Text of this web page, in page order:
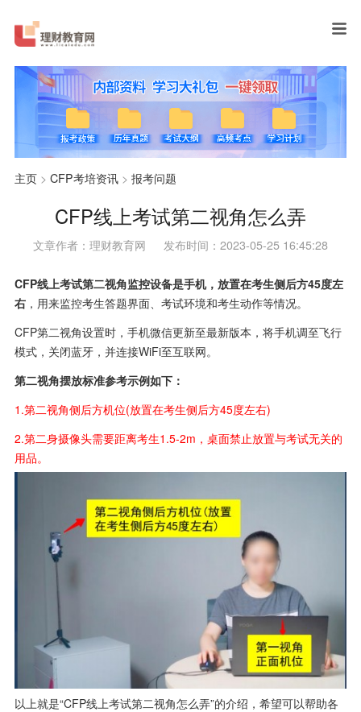
主页> CFP考培资讯> 报考问题
CFP线上考试第二视角怎么弄
文章作者：理财教育网 发布时间：2023-05-25 16:45:28
CFP线上考试第二视角监控设备是手机，放置在考生侧后方45度左
右，用来监控考生答题界面、考试环境和考生动作等情况。
CFP第二视角设置时，手机微信更新至最新版本，将手机调至飞行
模式，关闭蓝牙，并连接WiFi至互联网。
第二视角摆放标准参考示例如下：
1.第二视角侧后方机位(放置在考生侧后方45度左右)
2.第二身摄像头需要距离考生1.5-2m，桌面禁止放置与考试无关的
用品。
以上就是“CFP线上考试第二视角怎么弄”的介绍，希望可以帮助各